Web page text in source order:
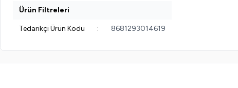
Ürün Filtreleri
Tedarikçi Ürün Kodu : 8681293014619